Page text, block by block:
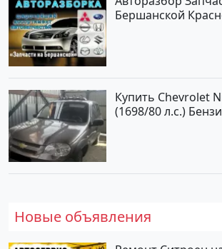
Бершанской
Купить Chevrolet
(1698/80 л.с.)
Новые объявления